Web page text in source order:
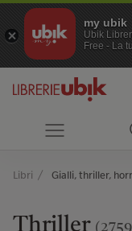
my ubik
Ubik
Free - La
Libri Gialli, thriller,
Thriller